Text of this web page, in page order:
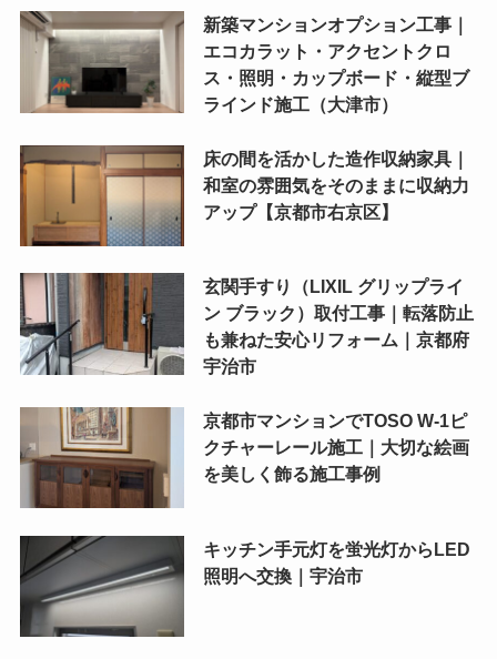
新築マンションオプション工事｜
エコカラット・アクセントクロ
ス・照明・カップボード・縦型ブ
ラインド施工（大津市）
床の間を活かした造作収納家具｜
和室の雰囲気をそのままに収納力
アップ【京都市右京区】
玄関手すり（LIXIL グリップライ
ン ブラック）取付工事｜転落防止
も兼ねた安心リフォーム｜京都府
宇治市
京都市マンションでTOSO W-1ピ
クチャーレール施工｜大切な絵画
を美しく飾る施工事例
キッチン手元灯を蛍光灯からLED
照明へ交換｜宇治市